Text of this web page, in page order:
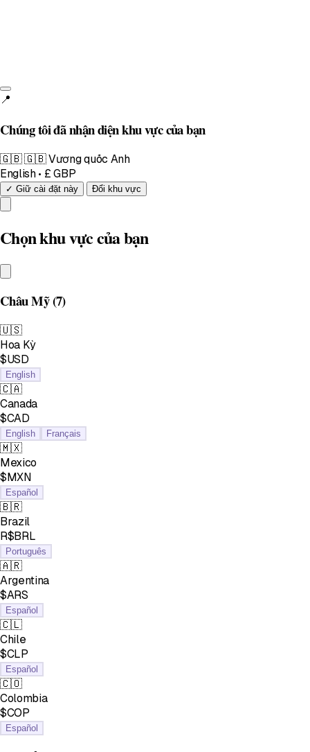
📍
Chúng tôi đã nhận diện khu vực của bạn
🇬🇧🇬🇧 Vương quốc Anh
English • £ GBP
✓ Giữ cài đặt này Đổi khu vực
Chọn khu vực của bạn
Châu Mỹ(7)
🇺🇸
Hoa Kỳ
$USD
English
🇨🇦
Canada
$CAD
English Français
🇲🇽
Mexico
$MXN
Español
🇧🇷
Brazil
R$BRL
Português
🇦🇷
Argentina
$ARS
Español
🇨🇱
Chile
$CLP
Español
🇨🇴
Colombia
$COP
Español